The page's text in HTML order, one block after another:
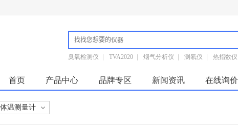
臭氧检测仪 TVA2020 烟气分析仪 测氡仪 热指数仪
首页 产品中心 品牌专区 新闻资讯 在线询价
体温测量计